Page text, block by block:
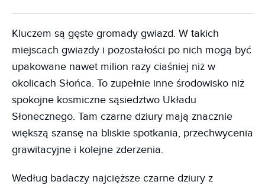
Kluczem są gęste gromady gwiazd. W takich
miejscach gwiazdy i pozostałości po nich mogą być
upakowane nawet milion razy ciaśniej niż w
okolicach Słońca. To zupełnie inne środowisko niż
spokojne kosmiczne sąsiedztwo Układu
Słonecznego. Tam czarne dziury mają znacznie
większą szansę na bliskie spotkania, przechwycenia
grawitacyjne i kolejne zderzenia.
Według badaczy najcięższe czarne dziury z